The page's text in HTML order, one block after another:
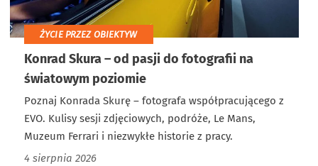
ŻYCIE PRZEZ OBIEKTYW
Konrad Skura – od pasji do fotografii na
światowym poziomie
Poznaj Konrada Skurę – fotografa współpracującego z
EVO. Kulisy sesji zdjęciowych, podróże, Le Mans,
Muzeum Ferrari i niezwykłe historie z pracy.
4 sierpnia 2026